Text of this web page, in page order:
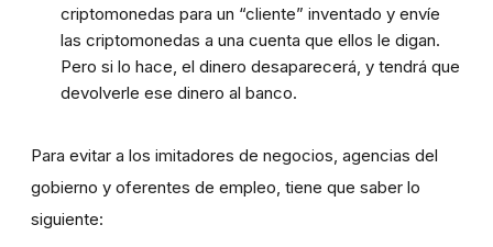
criptomonedas para un “cliente” inventado y envíe
las criptomonedas a una cuenta que ellos le digan.
Pero si lo hace, el dinero desaparecerá, y tendrá que
devolverle ese dinero al banco.
Para evitar a los imitadores de negocios, agencias del
gobierno y oferentes de empleo, tiene que saber lo
siguiente: